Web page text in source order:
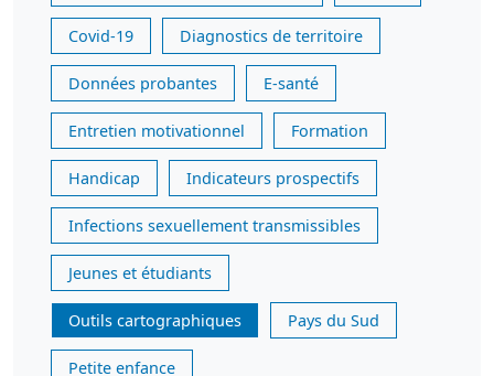
Covid-19 Diagnostics de territoire
Données probantes E-santé
Entretien motivationnel Formation
Handicap Indicateurs prospectifs
Infections sexuellement transmissibles
Jeunes et étudiants
Outils cartographiques Pays du Sud
Petite enfance